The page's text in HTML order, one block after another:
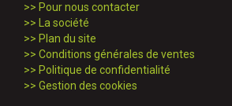
>> Pour nous contacter
>>
La société
>> Plan du site
>> Conditions générales de ventes
>> Politique de confidentialité
>> Gestion des cookies